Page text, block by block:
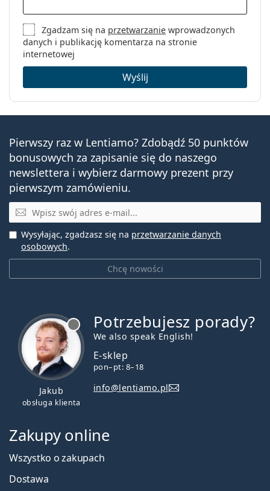
Zgadzam się na przetwarzanie wprowadzonych
danych i publikację komentarza na stronie
internetowej
Wyślij
Pierwszy raz w Lentiamo? Zdobądź 50 punktów
bonusowych za zapisanie się do naszego
newslettera i wybierz darmowy prezent przy
pierwszym zamówieniu.
E-mail
Chcę nowości
Wysyłając, zgadzasz się na przetwarzanie danych
osobowych.
Jakub
obsługa klienta
Potrzebujesz porady?
We also speak English!
E-sklep
pon–pt: 8–18
info@lentiamo.pl
Zakupy online
Wszystko o zakupach
Dostawa